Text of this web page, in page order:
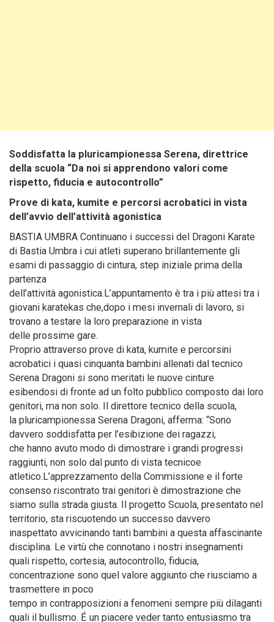
Soddisfatta la pluricampionessa Serena, direttrice
della scuola “Da noi si apprendono valori come
rispetto, fiducia e autocontrollo”
Prove di kata, kumite e percorsi acrobatici in vista
dell’avvio dell’attività agonistica
BASTIA UMBRA Continuano i successi del Dragoni Karate
di Bastia Umbra i cui atleti superano brillantemente gli
esami di passaggio di cintura, step iniziale prima della
partenza
dell’attività agonistica.L’appuntamento è tra i più attesi tra i
giovani karatekas che,dopo i mesi invernali di lavoro, si
trovano a testare la loro preparazione in vista
delle prossime gare.
Proprio attraverso prove di kata, kumite e percorsini
acrobatici i quasi cinquanta bambini allenati dal tecnico
Serena Dragoni si sono meritati le nuove cinture
esibendosi di fronte ad un folto pubblico composto dai loro
genitori, ma non solo. Il direttore tecnico della scuola,
la pluricampionessa Serena Dragoni, afferma: “Sono
davvero soddisfatta per l’esibizione dei ragazzi,
che hanno avuto modo di dimostrare i grandi progressi
raggiunti, non solo dal punto di vista tecnicoe
atletico.L’apprezzamento della Commissione e il forte
consenso riscontrato trai genitori è dimostrazione che
siamo sulla strada giusta. Il progetto Scuola, presentato nel
territorio, sta riscuotendo un successo davvero
inaspettato avvicinando tanti bambini a questa affascinante
disciplina. Le virtù che connotano i nostri insegnamenti
quali rispetto, cortesia, autocontrollo, fiducia,
concentrazione sono quel valore aggiunto che riusciamo a
trasmettere in poco
tempo in contrapposizioni a fenomeni sempre più dilaganti
quali il bullismo. É un piacere veder tanto entusiasmo tra